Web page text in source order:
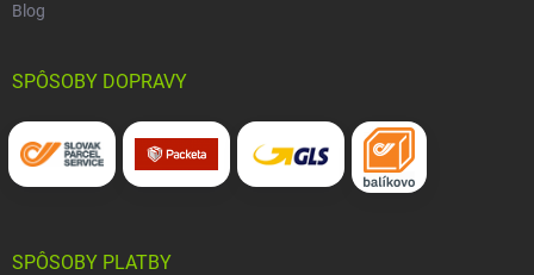
Blog
SPÔSOBY DOPRAVY
SPÔSOBY PLATBY